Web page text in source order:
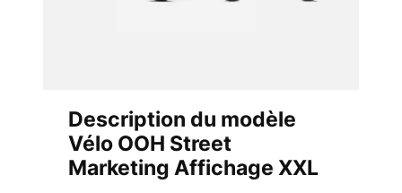
Description du modèle
Vélo OOH Street
Marketing Affichage XXL